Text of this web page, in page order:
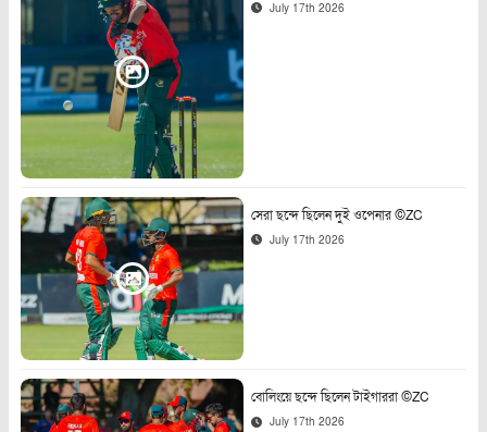
July 17th 2026
সেরা ছন্দে ছিলেন দুই ওপেনার ©ZC
July 17th 2026
বোলিংয়ে ছন্দে ছিলেন টাইগাররা ©ZC
July 17th 2026